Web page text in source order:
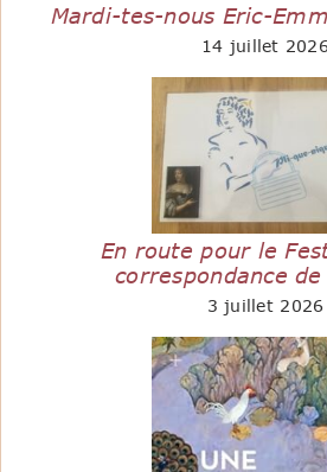
Mardi-tes-nous Eric-
14 juillet 2026
En route pour le
correspondance
3 juillet 2026